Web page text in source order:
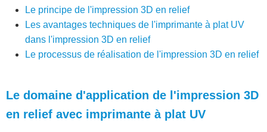
Le principe de l'impression 3D en relief
Les avantages techniques de l'imprimante à plat UV
dans l'impression 3D en relief
Le processus de réalisation de l'impression 3D en relief
Le domaine d'application de l'impression 3D
en relief avec imprimante à plat UV